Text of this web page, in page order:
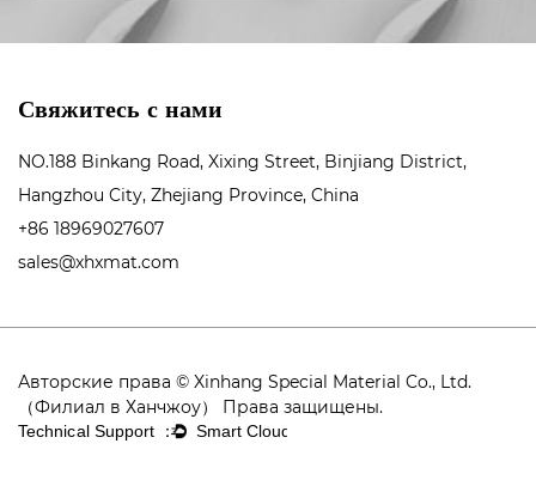
Свяжитесь с нами
NO.188 Binkang Road, Xixing Street, Binjiang District,
Hangzhou City, Zhejiang Province, China
+86 18969027607
sales@xhxmat.com
Авторские права © Xinhang Special Material Co., Ltd.
（Филиал в Ханчжоу） Права защищены.